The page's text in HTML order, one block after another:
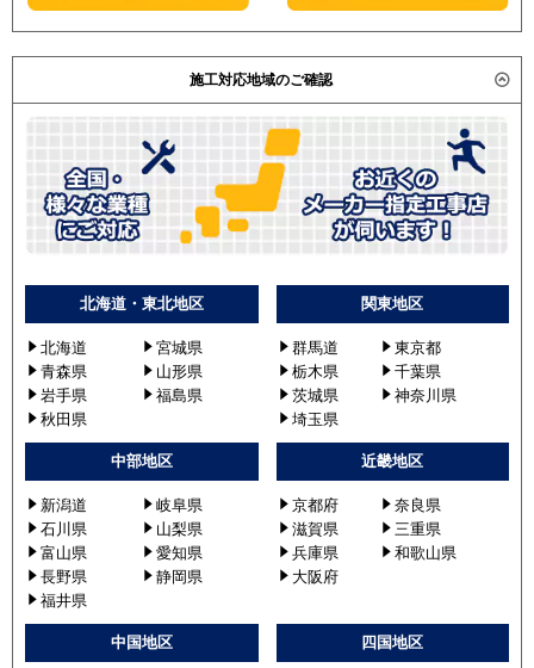
施工対応地域のご確認
北海道・東北地区
北海道
宮城県
青森県
山形県
岩手県
福島県
秋田県
関東地区
群馬道
東京都
栃木県
千葉県
茨城県
神奈川県
埼玉県
中部地区
新潟道
岐阜県
石川県
山梨県
富山県
愛知県
長野県
静岡県
福井県
近畿地区
京都府
奈良県
滋賀県
三重県
兵庫県
和歌山県
大阪府
中国地区 四国地区